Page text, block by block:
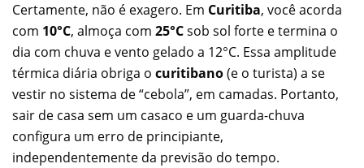
Certamente, não é exagero. Em Curitiba, você acorda
com 10°C, almoça com 25°Csob sol forte e termina o
dia com chuva e vento gelado a 12°C. Essa amplitude
térmica diária obriga o curitibano(e o turista) a se
vestir no sistema de “cebola”, em camadas. Portanto,
sair de casa sem um casaco e um guarda-chuva
configura um erro de principiante,
independentemente da previsão do tempo.